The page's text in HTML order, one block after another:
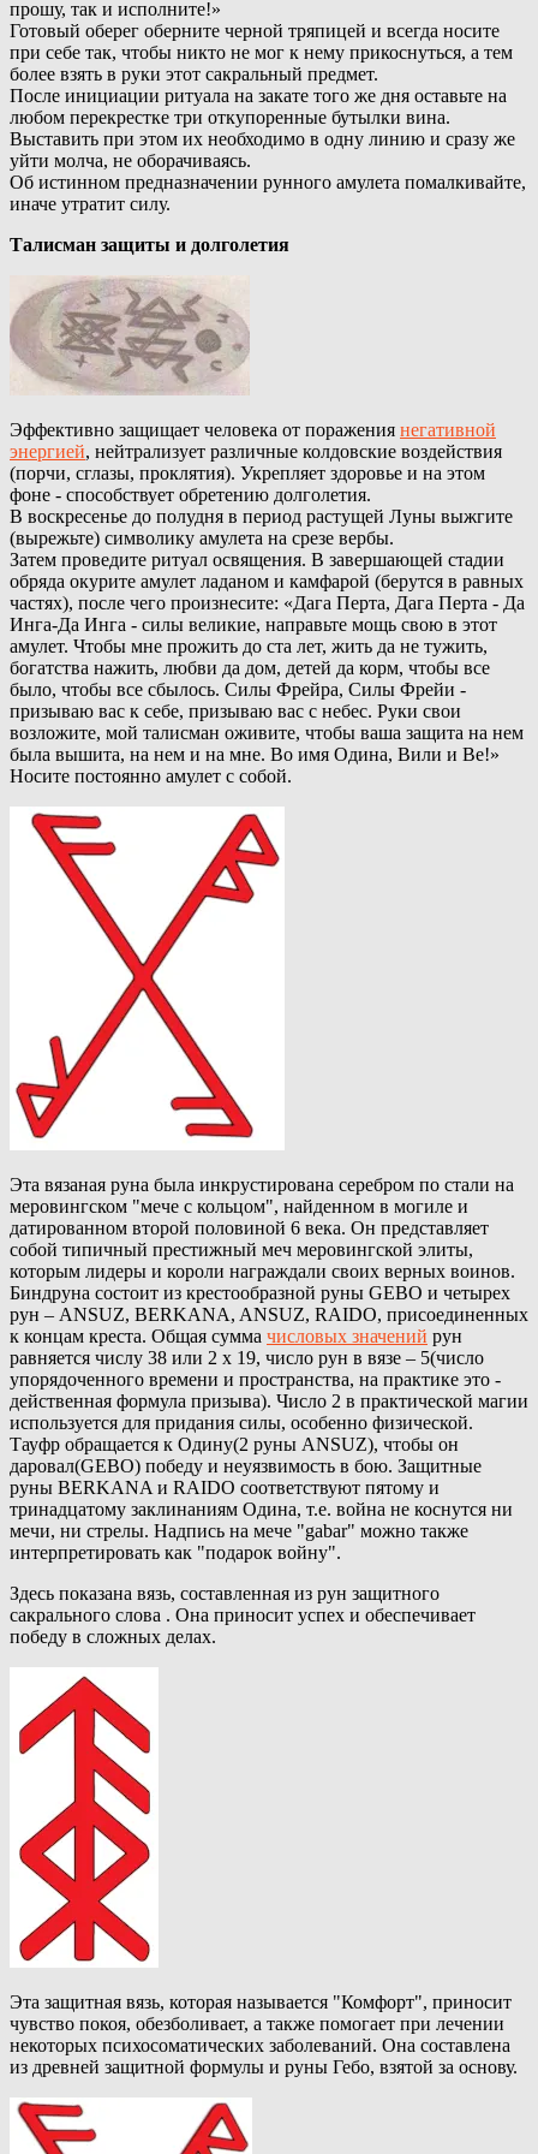
прошу, так и исполните!»
Готовый оберег оберните черной тряпицей и всегда носите
при себе так, чтобы никто не мог к нему прикоснуться, а тем
более взять в руки этот сакральный предмет.
После инициации ритуала на закате того же дня оставьте на
любом перекрестке три откупоренные бутылки вина.
Выставить при этом их необходимо в одну линию и сразу же
уйти молча, не оборачиваясь.
Об истинном предназначении рунного амулета помалкивайте,
иначе утратит силу.
Талисман защиты и долголетия
Эффективно защищает человека от поражения негативной
энергией, нейтрализует различные колдовские воздействия
(порчи, сглазы, проклятия). Укрепляет здоровье и на этом
фоне - способствует обретению долголетия.
В воскресенье до полудня в период растущей Луны выжгите
(вырежьте) символику амулета на срезе вербы.
Затем проведите ритуал освящения. В завершающей стадии
обряда окурите амулет ладаном и камфарой (берутся в равных
частях), после чего произнесите: «Дага Перта, Дага Перта - Да
Инга-Да Инга - силы великие, направьте мощь свою в этот
амулет. Чтобы мне прожить до ста лет, жить да не тужить,
богатства нажить, любви да дом, детей да корм, чтобы все
было, чтобы все сбылось. Силы Фрейра, Силы Фрейи -
призываю вас к себе, призываю вас с небес. Руки свои
возложите, мой талисман оживите, чтобы ваша защита на нем
была вышита, на нем и на мне. Во имя Одина, Вили и Ве!»
Носите постоянно амулет с собой.
Эта вязаная руна была инкрустирована серебром по стали на
меровингском "мече с кольцом", найденном в могиле и
датированном второй половиной 6 века. Он представляет
собой типичный престижный меч меровингской элиты,
которым лидеры и короли награждали своих верных воинов.
Биндруна состоит из крестообразной руны GEBO и четырех
рун – ANSUZ, BERKANA, ANSUZ, RAIDO, присоединенных
к концам креста. Общая сумма числовых значений рун
равняется числу 38 или 2 x 19, число рун в вязе – 5(число
упорядоченного времени и пространства, на практике это -
действенная формула призыва). Число 2 в практической магии
используется для придания силы, особенно физической.
Тауфр обращается к Одину(2 руны ANSUZ), чтобы он
даровал(GEBO) победу и неуязвимость в бою. Защитные
руны BERKANA и RAIDO соответствуют пятому и
тринадцатому заклинаниям Одина, т.е. война не коснутся ни
мечи, ни стрелы. Надпись на мече "gabar" можно также
интерпретировать как "подарок войну".
Здесь показана вязь, составленная из рун защитного
сакрального слова . Она приносит успех и обеспечивает
победу в сложных делах.
Эта защитная вязь, которая называется "Комфорт", приносит
чувство покоя, обезболивает, а также помогает при лечении
некоторых психосоматических заболеваний. Она составлена
из древней защитной формулы и руны Гебо, взятой за основу.